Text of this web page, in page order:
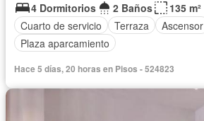
4 Dormitorios
2 Baños
135 m²
Cuarto de servicio
Terraza
Ascensor
Plaza aparcamiento
Hace 5 días, 20 horas en Pisos - 524823